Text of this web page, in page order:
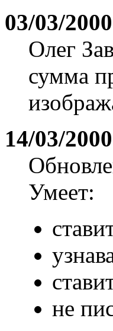
03/03/2000
Олег
сумма
14/03/2000
Умеет:
не